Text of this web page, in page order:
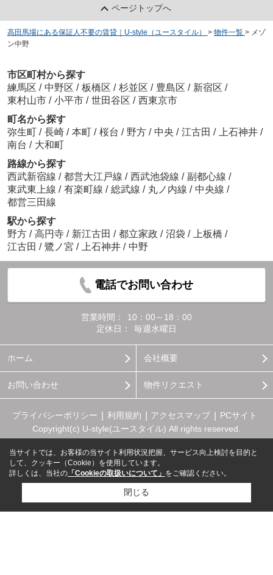
ページトップへ
高田馬場にある保証人不要の賃貸｜U-style（ユースタイル） > 物件一覧 > メゾ
ン中野
市区町村から探す
練馬区 / 中野区 / 板橋区 / 杉並区 / 豊島区 / 新宿区 /
東村山市 / 小平市 / 世田谷区 / 西東京市
町名から探す
弥生町 / 長崎 / 本町 / 桜台 / 野方 / 中央 / 江古田 / 上石神井 /
南台 / 大和町
路線から探す
西武新宿線 / 都営大江戸線 / 西武池袋線 / 副都心線 /
東武東上線 / 有楽町線 / 総武線 / 丸ノ内線 / 中央線 /
都営三田線
駅から探す
野方 / 高円寺 / 新江古田 / 都立家政 / 沼袋 / 上板橋 /
江古田 / 鷺ノ宮 / 上石神井 / 中野
電話でお問い合わせ
営業時間：
10：00～18：00
定休日：
毎週水曜日
ホーム 会社概要
お問い合わせ 物件リクエスト
プライバシーポリシー 利用規約 アクセスマップ
PCサイト
Copyright(c) U-style(ユースタイル) All rights reserved.
当サイトでは、お客様の当サイト利用状況把握、サービス向上検討を目的と
して、クッキー（Cookie）を使用しています。
詳しくは、当社の 「Cookieの取扱いについて」 をご確認ください。
閉じる